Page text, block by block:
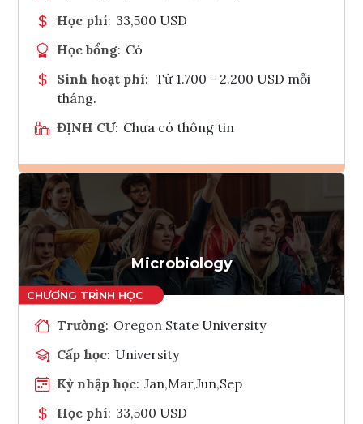
Học phí: 33,500 USD
Học bổng: Có
Sinh hoạt phí: Từ 1.700 - 2.200 USD mỗi
tháng.
ĐỊNH CƯ: Chưa có thông tin
Ghi danh
Tham vấn Interlink
Microbiology
Trường: Oregon State University
Cấp học: University
Kỳ nhập học: Jan,Mar,Jun,Sep
Học phí: 33,500 USD